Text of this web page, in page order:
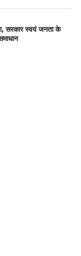
सरकार स्वयं जनता के